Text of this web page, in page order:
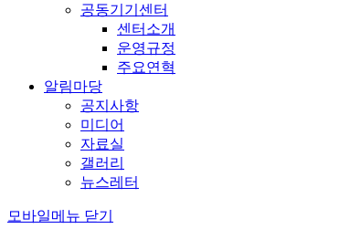
공동기기센터
센터소개
운영규정
주요연혁
알림마당
공지사항
미디어
자료실
갤러리
뉴스레터
모바일메뉴 닫기